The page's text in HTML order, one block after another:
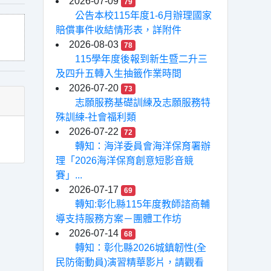
79
公告本校115年度1-6月辦理國家
賠償事件收結情形表，詳附件
2026-08-03
78
115學年度後報到新生暨二升三
及四升五轉入生抽籤作業時間
2026-07-20
73
志願服務基礎訓練及志願服務特
殊訓練-社會福利類
2026-07-22
72
轉知：海洋委員會海洋保育署辦
理「2026海洋保育創意短影音競
賽」...
2026-07-17
69
轉知:彰化縣115年度教師諮商輔
導支持服務方案－團體工作坊
2026-07-14
68
轉知：彰化縣2026城鎮韌性(全
民防衛動員)演習精華影片，請觀看